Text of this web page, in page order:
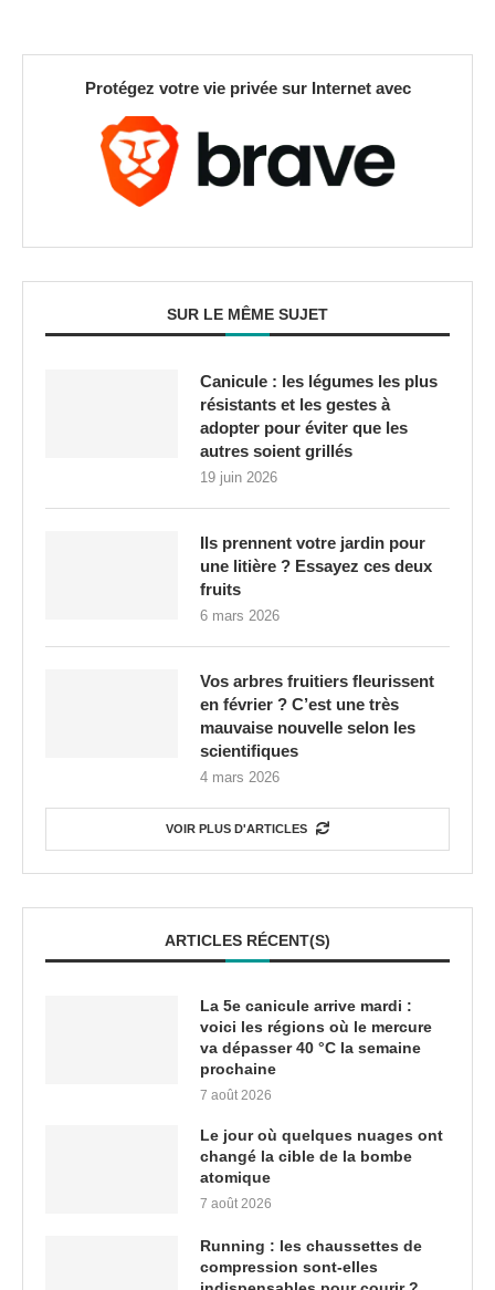
Protégez votre vie privée sur Internet avec
SUR LE MÊME SUJET
Canicule : les légumes les plus
résistants et les gestes à
adopter pour éviter que les
autres soient grillés
19 juin 2026
Ils prennent votre jardin pour
une litière ? Essayez ces deux
fruits
6 mars 2026
Vos arbres fruitiers fleurissent
en février ? C’est une très
mauvaise nouvelle selon les
scientifiques
4 mars 2026
VOIR PLUS D'ARTICLES
ARTICLES RÉCENT(S)
La 5e canicule arrive mardi :
voici les régions où le mercure
va dépasser 40 °C la semaine
prochaine
7 août 2026
Le jour où quelques nuages ont
changé la cible de la bombe
atomique
7 août 2026
Running : les chaussettes de
compression sont-elles